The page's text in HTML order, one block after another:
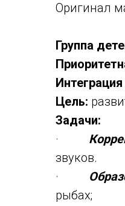
Оригинaл
Группа
Цель:
Задачи:
·
звуков.
·
рыбах;